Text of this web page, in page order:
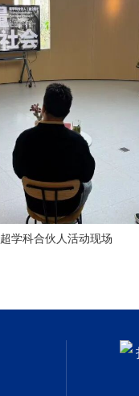
超学科合伙人活动现场